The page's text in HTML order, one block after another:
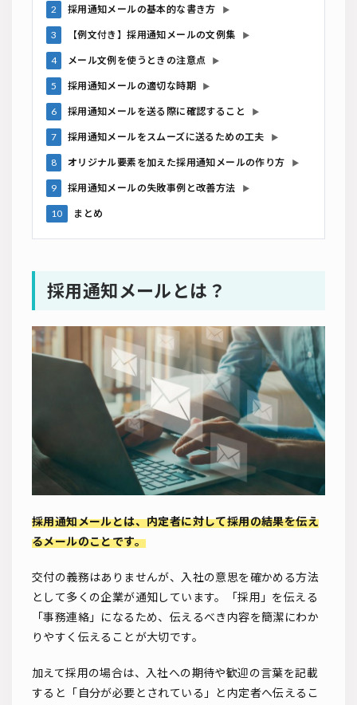
2 採用通知メールの基本的な書き方 ▶
3 【例文付き】採用通知メールの文例集 ▶
4 メール文例を使うときの注意点 ▶
5 採用通知メールの適切な時期 ▶
6 採用通知メールを送る際に確認すること ▶
7 採用通知メールをスムーズに送るための工夫 ▶
8 オリジナル要素を加えた採用通知メールの作り方 ▶
9 採用通知メールの失敗事例と改善方法 ▶
10 まとめ
採用通知メールとは？
採用通知メールとは、内定者に対して採用の結果を伝え
るメールのことです。
交付の義務はありませんが、入社の意思を確かめる方法
として多くの企業が通知しています。「採用」を伝える
「事務連絡」になるため、伝えるべき内容を簡潔にわか
りやすく伝えることが大切です。
加えて採用の場合は、入社への期待や歓迎の言葉を記載
すると「自分が必要とされている」と内定者へ伝えるこ